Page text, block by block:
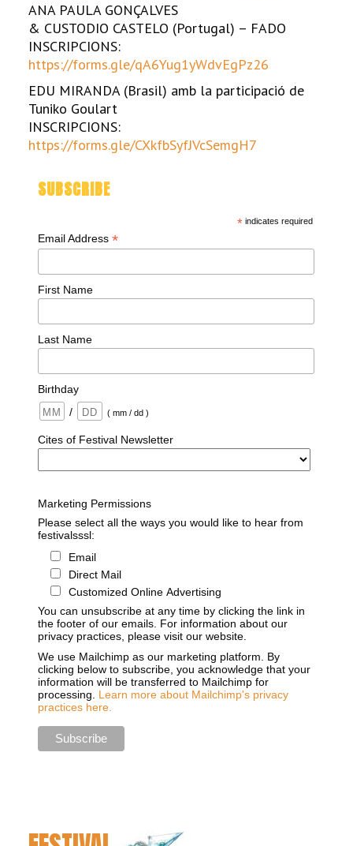
ANA PAULA GONÇALVES
& CUSTODIO CASTELO (Portugal) – FADO
INSCRIPCIONS:
https://forms.gle/qA6Yug1yWdvEgPz26
EDU MIRANDA (Brasil) amb la participació de
Tuniko Goulart
INSCRIPCIONS:
https://forms.gle/CXkfbSyfJVcSemgH7
SUBSCRIBE
* indicates required
Email Address *
First Name
Last Name
Birthday
/
( mm / dd )
Cites of Festival Newsletter
Marketing Permissions
Please select all the ways you would like to hear from
festivalsssl:
Email
Direct Mail
Customized Online Advertising
You can unsubscribe at any time by clicking the link in
the footer of our emails. For information about our
privacy practices, please visit our website.
We use Mailchimp as our marketing platform. By
clicking below to subscribe, you acknowledge that your
information will be transferred to Mailchimp for
processing. Learn more about Mailchimp's privacy
practices here.